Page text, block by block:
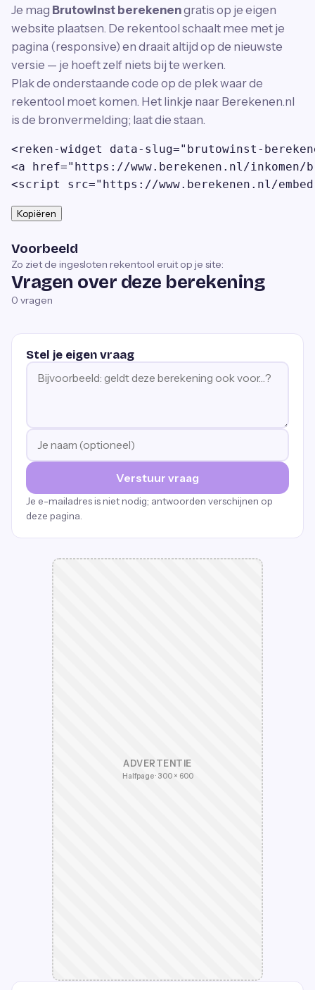
Je mag Brutowinst berekenengratis op je eigen
website plaatsen. De rekentool schaalt mee met je
pagina (responsive) en draait altijd op de nieuwste
versie — je hoeft zelf niets bij te werken.
Plak de onderstaande code op de plek waar de
rekentool moet komen. Het linkje naar Berekenen.nl
is de bronvermelding; laat die staan.
<reken-widget data-slug="brutowinst-
<a href="https://www.berekenen.nl/inkomen/
<script src="https://www.berekenen.nl/
Kopiëren
Voorbeeld
Zo ziet de ingesloten rekentool eruit op je site:
Vragen over deze berekening
0 vragen
Stel je eigen vraag
Verstuur vraag
Je e-mailadres is niet nodig; antwoorden verschijnen op
deze pagina.
ADVERTENTIE
Halfpage · 300 × 600